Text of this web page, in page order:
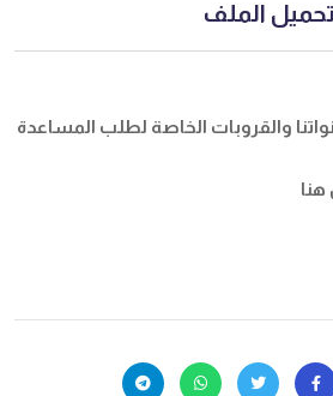
تحميل الملف
قنواتنا والقروبات الخاصة لطلب المساعدة